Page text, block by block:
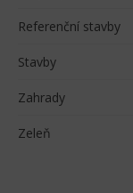
Referenční stavby
Stavby
Zahrady
Zeleň